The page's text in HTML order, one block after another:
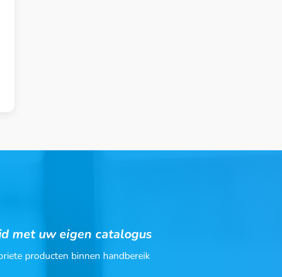
met uw eigen catalogus
producten binnen handbereik